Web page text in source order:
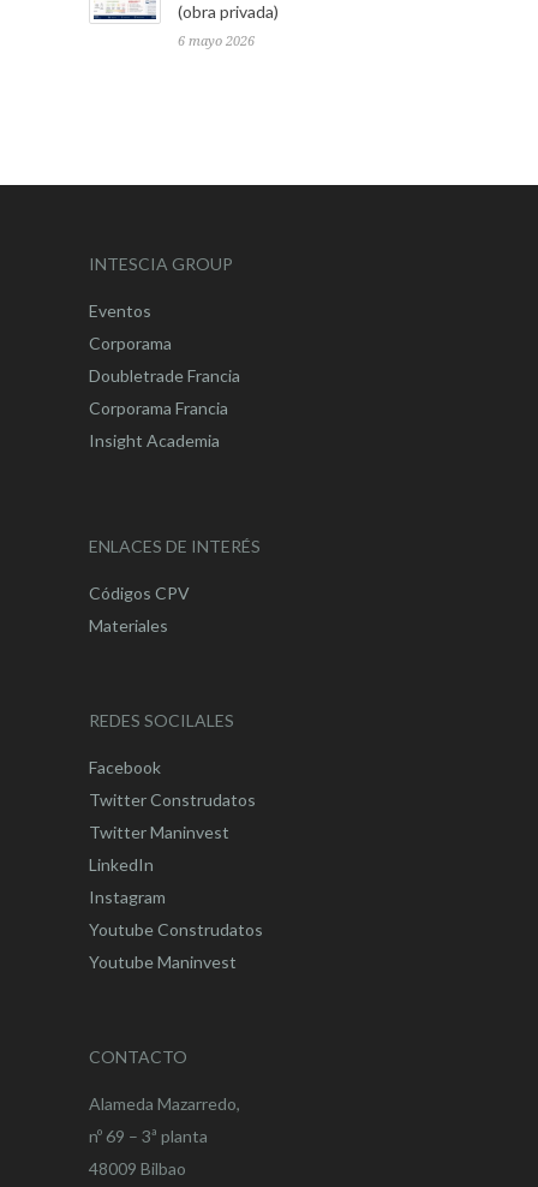
(obra privada)
6 mayo 2026
INTESCIA GROUP
Eventos
Corporama
Doubletrade Francia
Corporama Francia
Insight Academia
ENLACES DE INTERÉS
Códigos CPV
Materiales
REDES SOCILALES
Facebook
Twitter Construdatos
Twitter Maninvest
LinkedIn
Instagram
Youtube Construdatos
Youtube Maninvest
CONTACTO
Alameda Mazarredo,
nº 69 – 3ª planta
48009 Bilbao